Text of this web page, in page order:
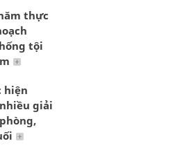
thực
tội
hiện
giải